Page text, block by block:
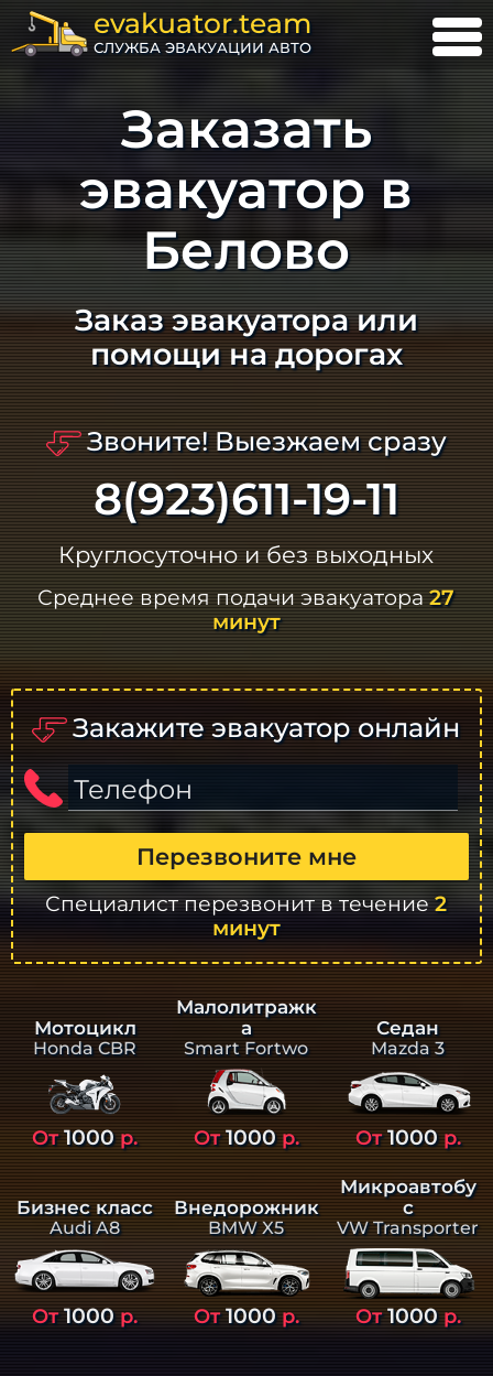
evakuator.team
СЛУЖБА ЭВАКУАЦИИ АВТО
Заказать
эвакуатор в
Белово
Заказ эвакуатора или
помощи на дорогах
Звоните! Выезжаем сразу
8(923)611-19-11
Круглосуточно и без выходных
Среднее время подачи эвакуатора27
минут
Закажите эвакуатор онлайн
Телефон
Перезвоните мне
Специалист перезвонит в течение2
минут
Мотоцикл
Honda CBR
От1000р.
Малолитражк
а
Smart Fortwo
От1000р.
Седан
Mazda 3
От1000р.
Бизнес класс
Audi A8
От1000р.
Внедорожник
BMW X5
От1000р.
Микроавтобу
с
VW Transporter
От1000р.